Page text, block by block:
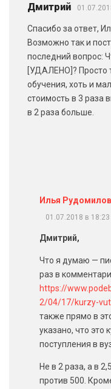
Дмитрий
Спасибо за ответ,
Возможно так и
последний вопрос:
[УДАЛЕНО]? Просто
обучения, хоть и
стоимость в 3 раза
в 2 раза больше.
Илья Рудомилов
01.07.2018 в 18:23
Дмитрий,
Что я думаю —
раз в
https://
2/04/17/kurzy-
также прямо в
указано, что это
поступления в
Не в 2 раза, а в
против 500.